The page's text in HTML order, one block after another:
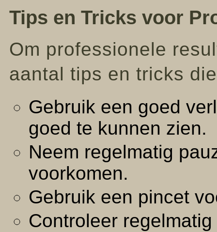
Tips en Tricks voor
Om professionele
aantal tips en tricks
Gebruik een goed
goed te kunnen zien.
Neem regelmatig
voorkomen.
Gebruik een pincet
Controleer